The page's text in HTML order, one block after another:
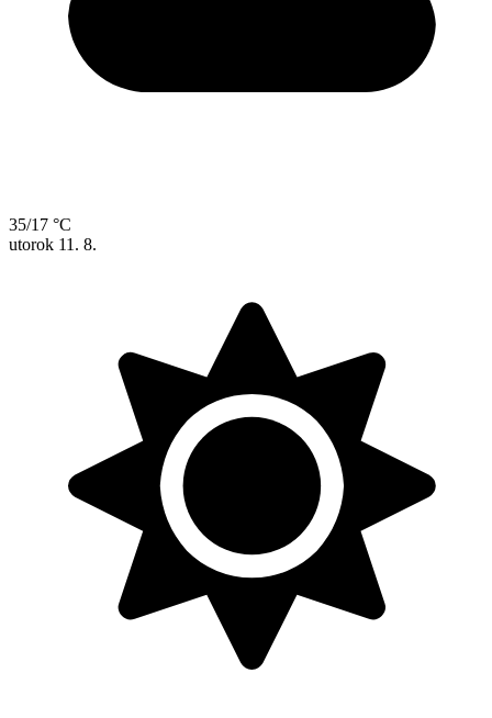
35/17 °C
utorok 11. 8.